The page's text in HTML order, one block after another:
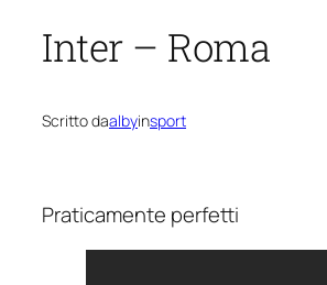
Inter – Roma
Scritto daalbyinsport
Praticamente perfetti